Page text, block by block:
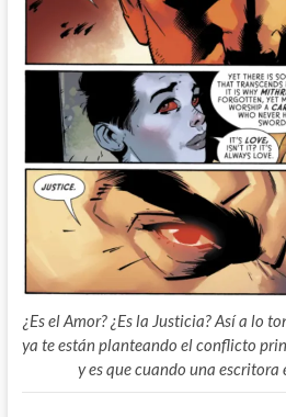
¿Es el Amor? ¿Es la Justicia? Así a lo
ya te están planteando el conflicto
y es que cuando una escritora